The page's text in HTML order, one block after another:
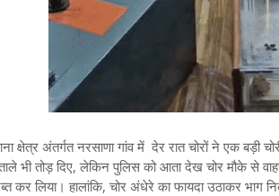
क्षेत्र अंतर्गत नरसाणा गांव में देर रात चोरों ने एक बड़ी
भी तोड़ दिए, लेकिन पुलिस को आता देख चोर मौके से
कर लिया। हालांकि, चोर अंधेरे का फायदा उठाकर भाग